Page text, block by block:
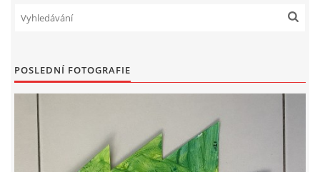
POSLEDNÍ FOTOGRAFIE